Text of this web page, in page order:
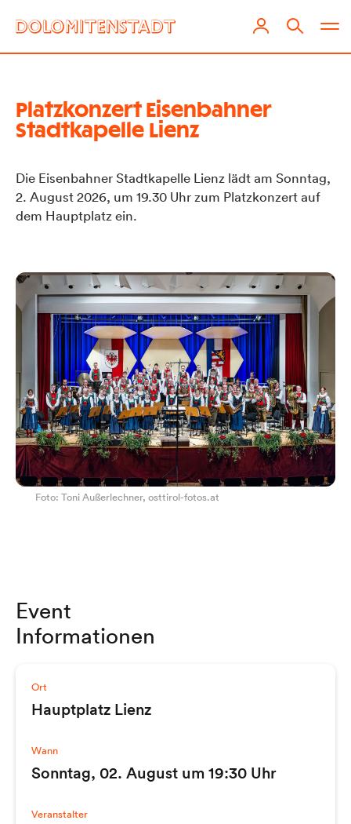
Platzkonzert Eisenbahner
Stadtkapelle Lienz
Die Eisenbahner Stadtkapelle Lienz lädt am Sonntag,
2. August 2026, um 19.30 Uhr zum Platzkonzert auf
dem Hauptplatz ein.
Foto: Toni Außerlechner, osttirol-fotos.at
Event
Informationen
Ort
Hauptplatz Lienz
Wann
Sonntag, 02. August um 19:30 Uhr
Veranstalter